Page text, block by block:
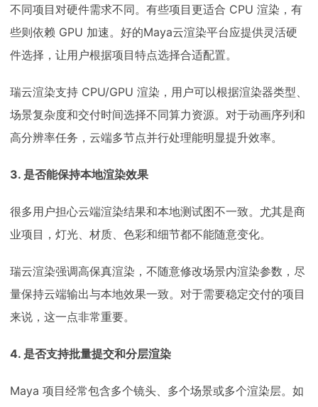
不同项目对硬件需求不同。有些项目更适合 CPU 渲染，有
些则依赖 GPU 加速。好的Maya云渲染平台应提供灵活硬
件选择，让用户根据项目特点选择合适配置。
瑞云渲染支持 CPU/GPU 渲染，用户可以根据渲染器类型、
场景复杂度和交付时间选择不同算力资源。对于动画序列和
高分辨率任务，云端多节点并行处理能明显提升效率。
3. 是否能保持本地渲染效果
很多用户担心云端渲染结果和本地测试图不一致。尤其是商
业项目，灯光、材质、色彩和细节都不能随意变化。
瑞云渲染强调高保真渲染，不随意修改场景内渲染参数，尽
量保持云端输出与本地效果一致。对于需要稳定交付的项目
来说，这一点非常重要。
4. 是否支持批量提交和分层渲染
Maya 项目经常包含多个镜头、多个场景或多个渲染层。如